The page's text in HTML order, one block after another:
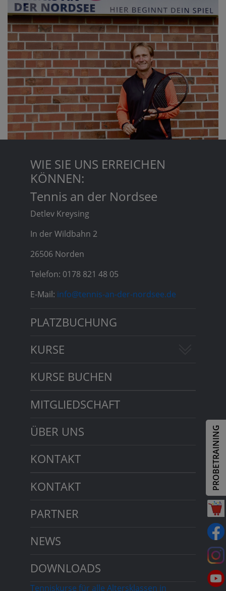
PROBETRAINING
WIE SIE UNS ERREICHEN
KÖNNEN:
Tennis an der Nordsee
Detlev Kreysing
In der Wildbahn 2
26506 Norden
Telefon: 0178 821 48 05
E-Mail: info@tennis-an-der-nordsee.de
PLATZBUCHUNG
KURSE
KURSE BUCHEN
MITGLIEDSCHAFT
ÜBER UNS
KONTAKT
KONTAKT
PARTNER
NEWS
DOWNLOADS
Tenniskurse für alle Altersklassen in